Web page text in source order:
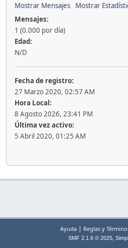
Mostrar Mensajes
Mostrar
Mensajes:
1 (0.000 por día)
Edad:
N/D
Fecha de registro:
27 Marzo 2020, 02:57 AM
Hora Local:
8 Agosto 2026, 23:41 PM
Última vez activo:
5 Abril 2020, 01:25 AM
Ayuda | Reglas y
SMF 2.1.6 © 2025,